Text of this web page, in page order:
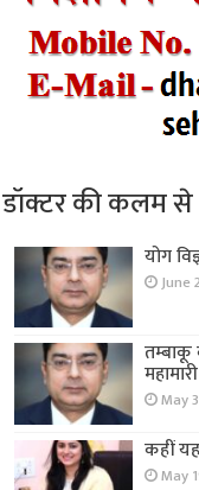
डॉक्टर की कलम से
योग
June
महामारी
May
कहीं
May